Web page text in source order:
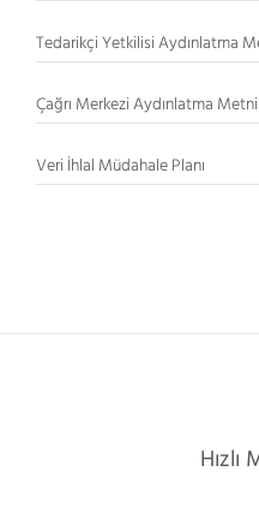
Tedarikçi Yetkilisi Aydınlatma
Çağrı Merkezi Aydınlatma Metni
Veri İhlal Müdahale Planı
Hızlı